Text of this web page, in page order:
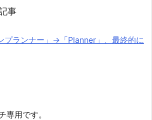
事
プランナー」→「Planner」、最終的に
専用です。